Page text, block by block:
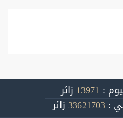
:
13971 زائر
:
33621703 زائر